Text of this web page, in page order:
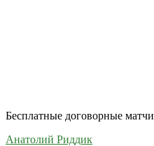
Бесплатные договорные матчи
Анатолий Риддик